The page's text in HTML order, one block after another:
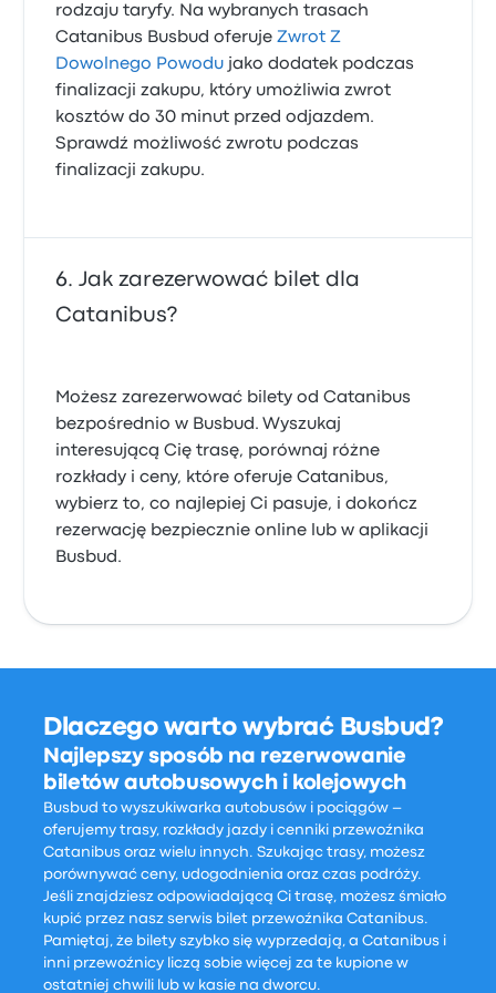
rodzaju taryfy. Na wybranych trasach
Catanibus Busbud oferujeZwrot Z
Dowolnego Powodu jako dodatek podczas
finalizacji zakupu, który umożliwia zwrot
kosztów do 30 minut przed odjazdem.
Sprawdź możliwość zwrotu podczas
finalizacji zakupu.
Jak zarezerwować bilet dla
Catanibus?
Możesz zarezerwować bilety od Catanibus
bezpośrednio w Busbud. Wyszukaj
interesującą Cię trasę, porównaj różne
rozkłady i ceny, które oferuje Catanibus,
wybierz to, co najlepiej Ci pasuje, i dokończ
rezerwację bezpiecznie online lub w aplikacji
Busbud.
Dlaczego warto wybrać Busbud?
Najlepszy sposób na rezerwowanie
biletów autobusowych i kolejowych
Busbud to wyszukiwarka autobusów i pociągów –
oferujemy trasy, rozkłady jazdy i cenniki przewoźnika
Catanibus oraz wielu innych. Szukając trasy, możesz
porównywać ceny, udogodnienia oraz czas podróży.
Jeśli znajdziesz odpowiadającą Ci trasę, możesz śmiało
kupić przez nasz serwis bilet przewoźnika Catanibus.
Pamiętaj, że bilety szybko się wyprzedają, a Catanibus i
inni przewoźnicy liczą sobie więcej za te kupione w
ostatniej chwili lub w kasie na dworcu.